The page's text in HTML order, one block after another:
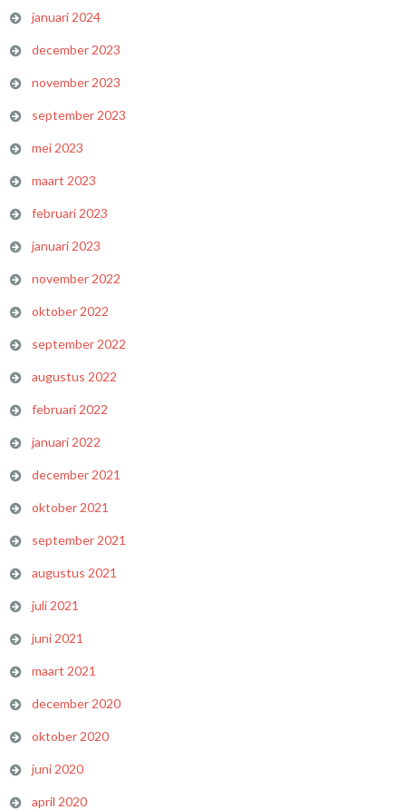
januari 2024
december 2023
november 2023
september 2023
mei 2023
maart 2023
februari 2023
januari 2023
november 2022
oktober 2022
september 2022
augustus 2022
februari 2022
januari 2022
december 2021
oktober 2021
september 2021
augustus 2021
juli 2021
juni 2021
maart 2021
december 2020
oktober 2020
juni 2020
april 2020